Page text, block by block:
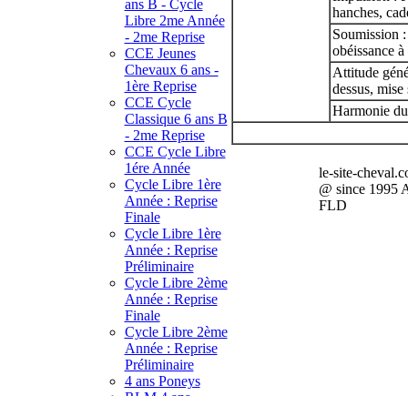
ans B - Cycle
Libre 2me Année
- 2me Reprise
CCE Jeunes
Chevaux 6 ans -
1ère Reprise
CCE Cycle
Classique 6 ans B
- 2me Reprise
CCE Cycle Libre
1ére Année
Cycle Libre 1ère
Année : Reprise
Finale
Cycle Libre 1ère
Année : Reprise
Préliminaire
Cycle Libre 2ème
Année : Reprise
Finale
Cycle Libre 2ème
Année : Reprise
Préliminaire
4 ans Poneys
hanches,
Soumission
obéissance
Attitude
dessus,
Harmonie
le-site-
@ since 1995
FLD